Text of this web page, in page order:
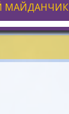
МАЙДАНЧИК